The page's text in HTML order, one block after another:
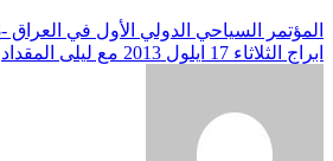
المؤتمر السياحي الدولي الأول في العراق -2013
ابراج الثلاثاء 17 ايلول 2013 مع ليلى المقداد